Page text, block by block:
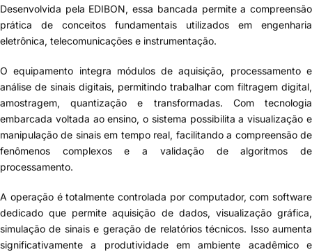
Desenvolvida pela EDIBON, essa bancada permite a compreensão
prática de conceitos fundamentais utilizados em engenharia
eletrônica, telecomunicações e instrumentação.
O equipamento integra módulos de aquisição, processamento e
análise de sinais digitais, permitindo trabalhar com filtragem digital,
amostragem, quantização e transformadas. Com tecnologia
embarcada voltada ao ensino, o sistema possibilita a visualização e
manipulação de sinais em tempo real, facilitando a compreensão de
fenômenos complexos e a validação de algoritmos de
processamento.
A operação é totalmente controlada por computador, com software
dedicado que permite aquisição de dados, visualização gráfica,
simulação de sinais e geração de relatórios técnicos. Isso aumenta
significativamente a produtividade em ambiente acadêmico e